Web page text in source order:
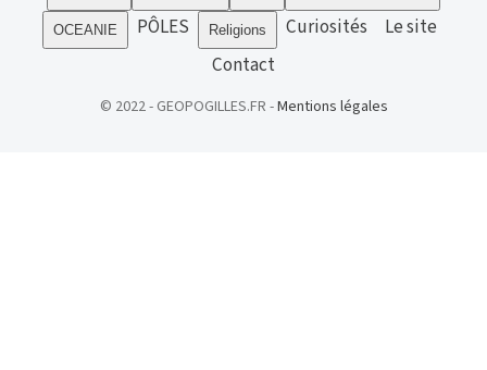
OCEANIE PÔLES Religions Curiosités
Le site
Contact
© 2022 - GEOPOGILLES.FR -Mentions légales